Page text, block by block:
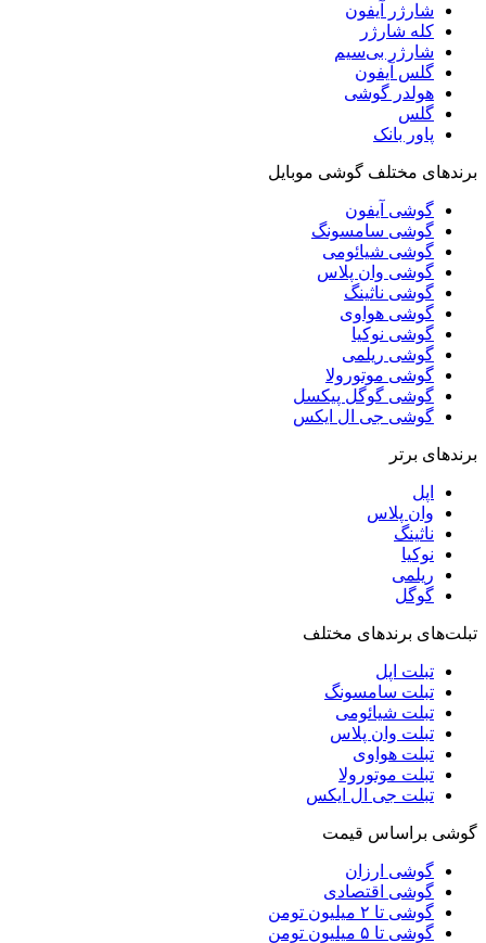
شارژر آیفون
کله شارژر
شارژر بی‌سیم
گلس آیفون
هولدر گوشی
گلس
پاور بانک
برندهای مختلف گوشی موبایل
گوشی آیفون
گوشی سامسونگ
گوشی شیائومی
گوشی وان پلاس
گوشی ناثینگ
گوشی هواوی
گوشی نوکیا
گوشی ریلمی
گوشی موتورولا
گوشی گوگل پیکسل
گوشی جی ال ایکس
برندهای برتر
اپل
وان پلاس
ناثینگ
نوکیا
ریلمی
گوگل
تبلت‌های برندهای مختلف
تبلت اپل
تبلت سامسونگ
تبلت شیائومی
تبلت وان پلاس
تبلت هواوی
تبلت موتورولا
تبلت جی ال ایکس
گوشی براساس قیمت
گوشی ارزان
گوشی اقتصادی
گوشی تا ۲ میلیون تومن
گوشی تا ۵ میلیون تومن